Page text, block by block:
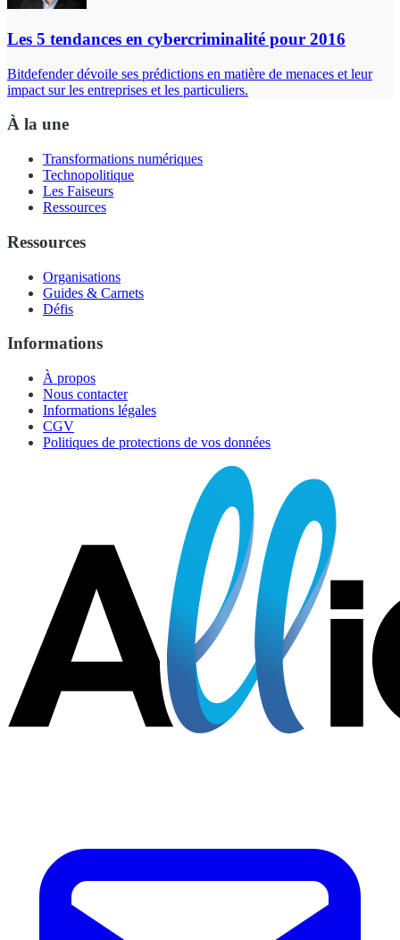
Les 5 tendances en cybercriminalité pour 2016
Bitdefender dévoile ses prédictions en matière de menaces et leur
impact sur les entreprises et les particuliers.
À la une
Transformations numériques
Technopolitique
Les Faiseurs
Ressources
Ressources
Organisations
Guides & Carnets
Défis
Informations
À propos
Nous contacter
Informations légales
CGV
Politiques de protections de vos données